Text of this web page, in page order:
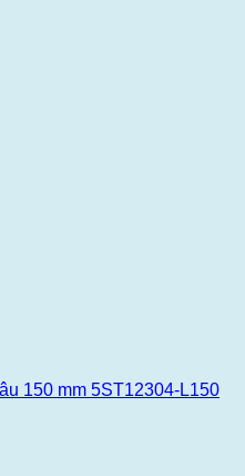
150 mm 5ST12304-L150